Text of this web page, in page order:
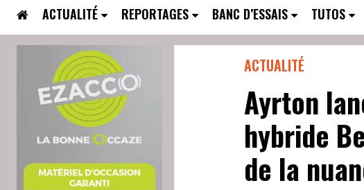
ACTUALITÉ REPORTAGES BANC D’ESSAIS TUTOS
ACTUALITÉ
Ayrton
hybride
de la